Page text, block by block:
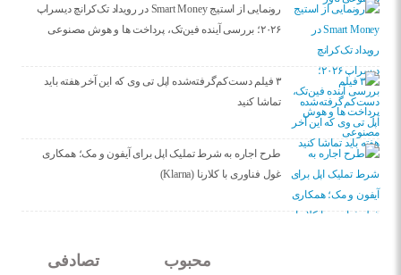
رونمایی از استیج Smart Money در رویداد تک‌کرانچ دیسراپ
۲۰۲۶؛ بررسی آینده فین‌تک، پرداخت‌ ها و هوش مصنوعی
۳ فیلم دست‌کم‌گرفته‌شده اپل تی وی که این آخر هفته باید
تماشا کنید
طرح اجاره به شرط تملیک اپل برای آیفون و مک؛ همکاری
غول فناوری با کلارنا (Klarna)
محبوب تصادفی